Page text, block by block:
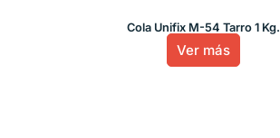
Cola Unifix M-54 Tarro 1 Kg.
Ver más